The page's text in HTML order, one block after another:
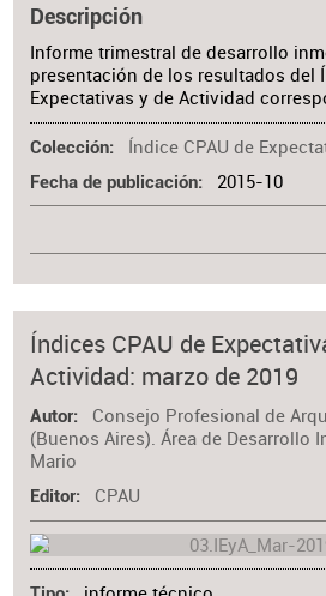
Descripción
Informe trimestral de desarrollo
presentación de los resultados del
Expectativas y de Actividad
Colección Índice CPAU de
Fecha de publicación 2015-10
Índices CPAU de
Actividad: marzo de 2019
Autor
Consejo Profesional de
(Buenos Aires). Área de Desarrollo
Mario
Editor CPAU